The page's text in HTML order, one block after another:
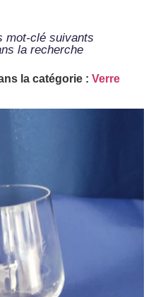
mot-clé suivants
la recherche
la catégorie : Verre